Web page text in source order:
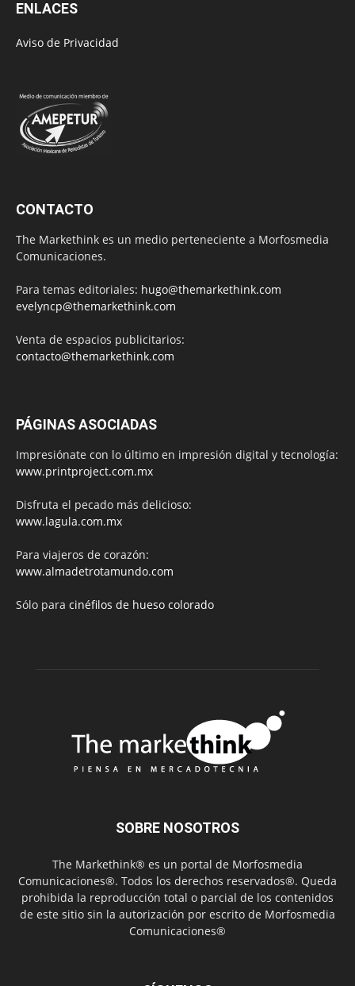
ENLACES
Aviso de Privacidad
CONTACTO
The Markethink es un medio perteneciente a Morfosmedia
Comunicaciones.
Para temas editoriales: hugo@themarkethink.com
evelyncp@themarkethink.com
Venta de espacios publicitarios:
contacto@themarkethink.com
PÁGINAS ASOCIADAS
Impresiónate con lo último en impresión digital y tecnología:
www.printproject.com.mx
Disfruta el pecado más delicioso:
www.lagula.com.mx
Para viajeros de corazón:
www.almadetrotamundo.com
Sólo para cinéfilos de hueso colorado
SOBRE NOSOTROS
The Markethink® es un portal de Morfosmedia
Comunicaciones®. Todos los derechos reservados®. Queda
prohibida la reproducción total o parcial de los contenidos
de este sitio sin la autorización por escrito de Morfosmedia
Comunicaciones®